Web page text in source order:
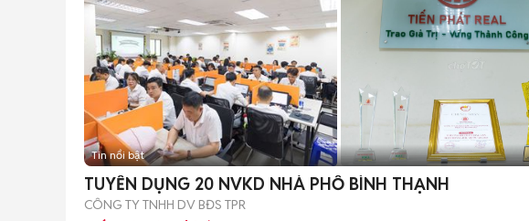
Tin nổi bật
TUYỂN DỤNG 20 NVKD NHÀ PHỐ BÌNH THẠNH
CÔNG TY TNHH DV BĐS TPR